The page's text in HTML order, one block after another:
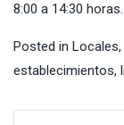
8:00 a 14:30 horas.
Posted in Locales,
establecimientos,